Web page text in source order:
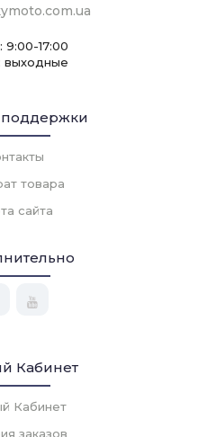
9:00-17:00
выходные
товара
сайта
Кабинет
Кабинет
заказов